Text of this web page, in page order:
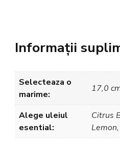
Informații
Selecteaza o
marime:
17,0
Alege uleiul
esential:
Citrus